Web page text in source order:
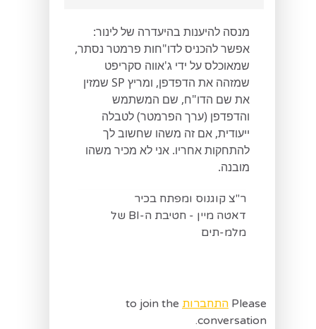
מנסה להיענות בהיעדרה של לינור:
אפשר להכניס לדו"חות פרמטר נסתר,
שמאוכלס על ידי ג'אווה סקריפט
שמזהה את הדפדפן, ומריץ SP שמזין
את שם הדו"ח, שם המשתמש
והדפדפן (ערך הפרמטר) לטבלה
ייעודית, אם זה משהו שחשוב לך
להתחקות אחריו. אני לא מכיר משהו
מובנה.
ר"צ קוגנוס ומפתח בכיר
דאטה מיין - חטיבת ה-BI של
מלמ-תים
Please התחברות to join the
conversation.